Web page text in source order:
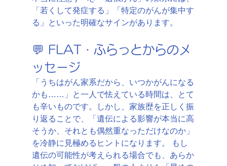
「若くして発症する」「特定のがんが集中す
る」といった明確なサインがあります。
💬 FLAT・ふらっとからのメ
ッセージ
「うちはがん家系だから、いつかがんになる
かも……」と一人で怯えている時間は、とて
も辛いものです。しかし、家族歴を正しく振
り返ることで、「遺伝による影響が本当に高
そうか、それとも偶然重なっただけなのか」
を冷静に見極めるヒントになります。 もし
遺伝の可能性が考えられる場合でも、あらか